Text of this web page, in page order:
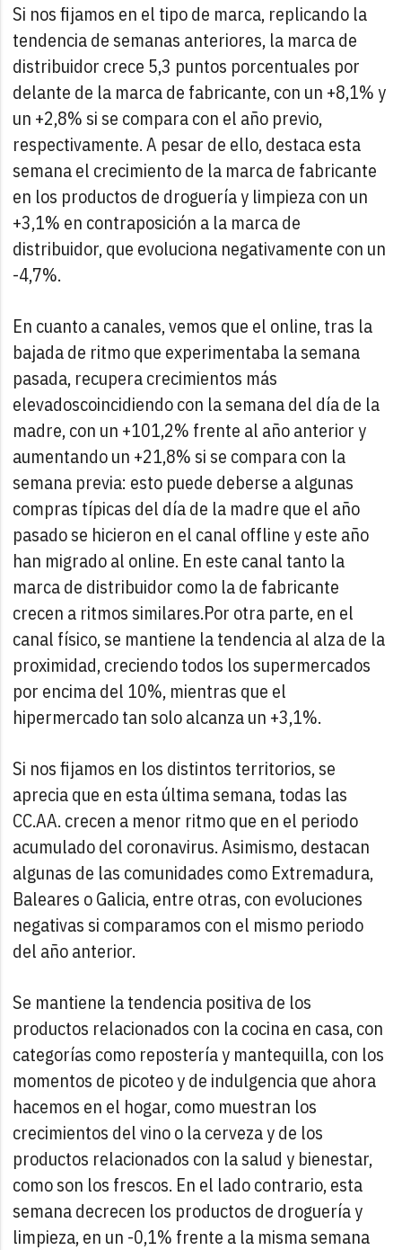
Si nos fijamos en el tipo de marca, replicando la
tendencia de semanas anteriores, la marca de
distribuidor crece 5,3 puntos porcentuales por
delante de la marca de fabricante, con un +8,1% y
un +2,8% si se compara con el año previo,
respectivamente. A pesar de ello, destaca esta
semana el crecimiento de la marca de fabricante
en los productos de droguería y limpieza con un
+3,1% en contraposición a la marca de
distribuidor, que evoluciona negativamente con un
-4,7%.
En cuanto a canales, vemos que el online, tras la
bajada de ritmo que experimentaba la semana
pasada, recupera crecimientos más
elevadoscoincidiendo con la semana del día de la
madre, con un +101,2% frente al año anterior y
aumentando un +21,8% si se compara con la
semana previa: esto puede deberse a algunas
compras típicas del día de la madre que el año
pasado se hicieron en el canal offline y este año
han migrado al online. En este canal tanto la
marca de distribuidor como la de fabricante
crecen a ritmos similares.Por otra parte, en el
canal físico, se mantiene la tendencia al alza de la
proximidad, creciendo todos los supermercados
por encima del 10%, mientras que el
hipermercado tan solo alcanza un +3,1%.
Si nos fijamos en los distintos territorios, se
aprecia que en esta última semana, todas las
CC.AA. crecen a menor ritmo que en el periodo
acumulado del coronavirus. Asimismo, destacan
algunas de las comunidades como Extremadura,
Baleares o Galicia, entre otras, con evoluciones
negativas si comparamos con el mismo periodo
del año anterior.
Se mantiene la tendencia positiva de los
productos relacionados con la cocina en casa, con
categorías como repostería y mantequilla, con los
momentos de picoteo y de indulgencia que ahora
hacemos en el hogar, como muestran los
crecimientos del vino o la cerveza y de los
productos relacionados con la salud y bienestar,
como son los frescos. En el lado contrario, esta
semana decrecen los productos de droguería y
limpieza, en un -0,1% frente a la misma semana